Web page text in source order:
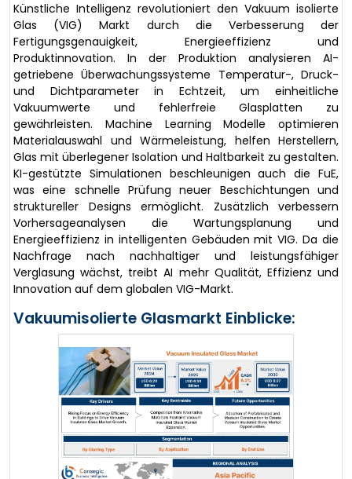
Künstliche Intelligenz revolutioniert den Vakuum isolierte
Glas (VIG) Markt durch die Verbesserung der
Fertigungsgenauigkeit, Energieeffizienz und
Produktinnovation. In der Produktion analysieren AI-
getriebene Überwachungssysteme Temperatur-, Druck-
und Dichtparameter in Echtzeit, um einheitliche
Vakuumwerte und fehlerfreie Glasplatten zu
gewährleisten. Machine Learning Modelle optimieren
Materialauswahl und Wärmeleistung, helfen Herstellern,
Glas mit überlegener Isolation und Haltbarkeit zu gestalten.
KI-gestützte Simulationen beschleunigen auch die FuE,
was eine schnelle Prüfung neuer Beschichtungen und
struktureller Designs ermöglicht. Zusätzlich verbessern
Vorhersageanalysen die Wartungsplanung und
Energieeffizienz in intelligenten Gebäuden mit VIG. Da die
Nachfrage nach nachhaltiger und leistungsfähiger
Verglasung wächst, treibt AI mehr Qualität, Effizienz und
Innovation auf dem globalen VIG-Markt.
Vakuumisolierte Glasmarkt Einblicke: